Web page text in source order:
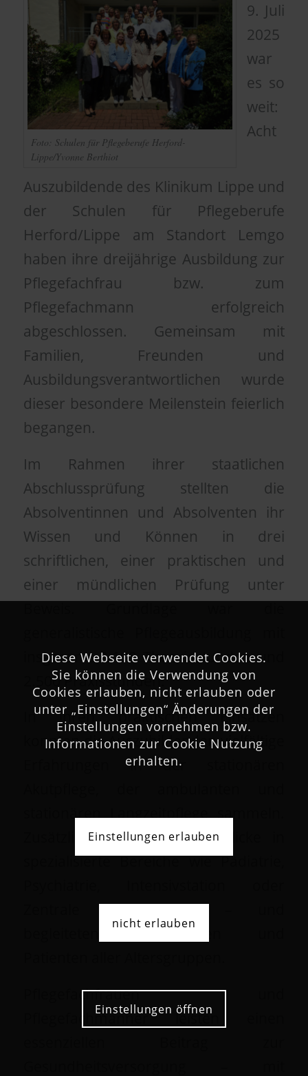
Foto: Schulen für Pflegeberufe Herford-
Lippe/Yvonne Berthiot
9. Juli
2025
war
es so
weit:
Acht
Auszubildende des Klinikum Lippe und
der Schulen für Pflegeberufe
Herford/Lippe am Standort Lemgo
haben ihre dreijährige Ausbildung zur
Pflegefachfrau bzw. zum
Pflegefachmann erfolgreich
abgeschlossen. Gemeinsam mit
Familien, Freunden und
Ausbildungsverantwortlichen wurde
dieser besondere Meilenstein feierlich
begangen.
Im Rahmen ihrer staatlichen
Abschlussprüfung stellten die
Absolventinnen und Absolventen ihr
Wissen und Können in drei
schriftlichen, einer praktischen und
einer mündlichen Prüfung unter
insgesamt 2.100 Theoriestunden und
2.500 Praxisstunden.
In ihren praktischen Einsätzen
konnten die Auszubildenden vielfältige
Erfahrungen in der stationären
stationären Langzeitpflege sammeln.
Zusätzlich erhielten sie Einblicke in
spezialisierte Bereiche wie Pädiatrie,
Zentrale Notaufnahme – und
begleiteten Patientinnen und
Pflegefachfrauen und
Pflegefachmänner leisten einen
Diese Webseite verwendet Cookies.
Sie können die Verwendung von
Cookies erlauben, nicht erlauben oder
unter „Einstellungen“ Änderungen der
Einstellungen vornehmen bzw.
Informationen zur Cookie Nutzung
erhalten.
Einstellungen erlauben
nicht erlauben
Einstellungen öffnen